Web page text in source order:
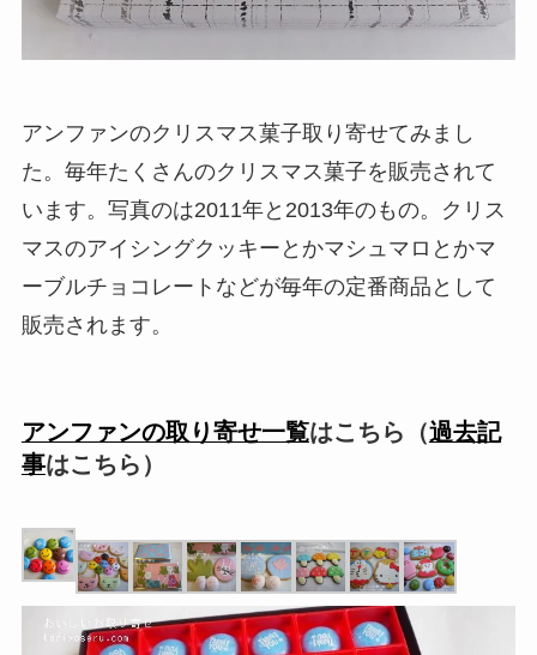
アンファンのクリスマス菓子取り寄せてみまし
た。毎年たくさんのクリスマス菓子を販売されて
います。写真のは2011年と2013年のもの。クリス
マスのアイシングクッキーとかマシュマロとかマ
ーブルチョコレートなどが毎年の定番商品として
販売されます。
アンファンの取り寄せ一覧はこちら（過去記
事はこちら）